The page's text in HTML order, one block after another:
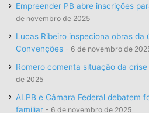
Empreender PB abre inscrições
de novembro de 2025
Lucas Ribeiro inspeciona obras
Convenções
6 de novembro de
Romero comenta situação da
de 2025
ALPB e Câmara Federal debatem
familiar
6 de novembro de 2025